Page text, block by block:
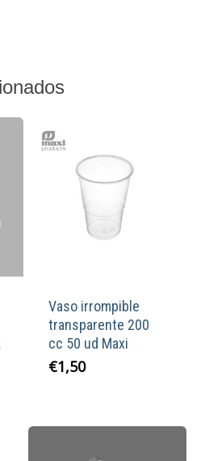
Vaso irrompible
transparente 200
cc 50 ud Maxi
€1,50